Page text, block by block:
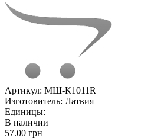
Артикул: МШ-К1011R
Изготовитель: Латвия
Единицы:
В наличии
57.00 грн